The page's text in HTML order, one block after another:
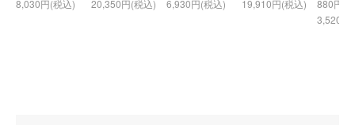
8,030円(税込) 20,350円(税込) 6,930円(税込) 19,910円(税込)
880円(
3,520円